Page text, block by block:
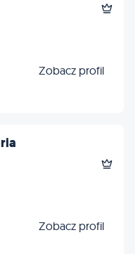
Zobacz profil
Zobacz profil